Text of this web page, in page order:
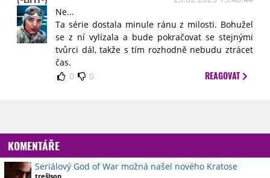
Ne...
Ta série dostala minule ránu z milosti. Bohužel
se z ní vylízala a bude pokračovat se stejnými
tvůrci dál, takže s tím rozhodně nebudu ztrácet
čas.
0
0 REAGOVAT
KOMENTÁŘE
Seriálový God of War možná našel nového Kratose
trešlson